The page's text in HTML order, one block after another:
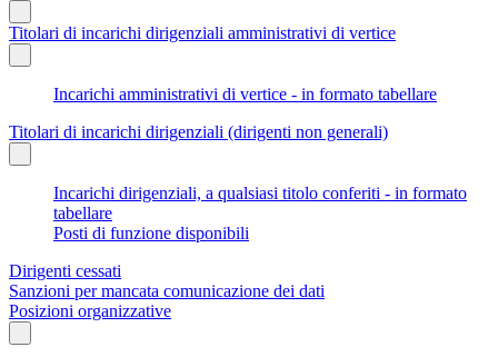
Titolari di incarichi dirigenziali amministrativi di vertice
Incarichi amministrativi di vertice - in formato tabellare
Titolari di incarichi dirigenziali (dirigenti non generali)
Incarichi dirigenziali, a qualsiasi titolo conferiti - in formato
tabellare
Posti di funzione disponibili
Dirigenti cessati
Sanzioni per mancata comunicazione dei dati
Posizioni organizzative